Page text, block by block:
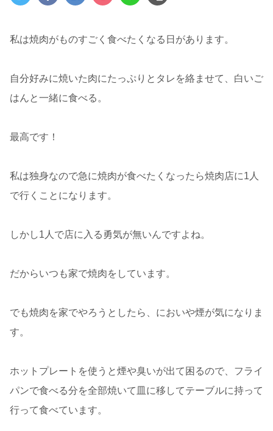
私は焼肉がものすごく食べたくなる日があります。
自分好みに焼いた肉にたっぷりとタレを絡ませて、白いご
はんと一緒に食べる。
最高です！
私は独身なので急に焼肉が食べたくなったら焼肉店に1人
で行くことになります。
しかし1人で店に入る勇気が無いんですよね。
だからいつも家で焼肉をしています。
でも焼肉を家でやろうとしたら、においや煙が気になりま
す。
ホットプレートを使うと煙や臭いが出て困るので、フライ
パンで食べる分を全部焼いて皿に移してテーブルに持って
行って食べています。